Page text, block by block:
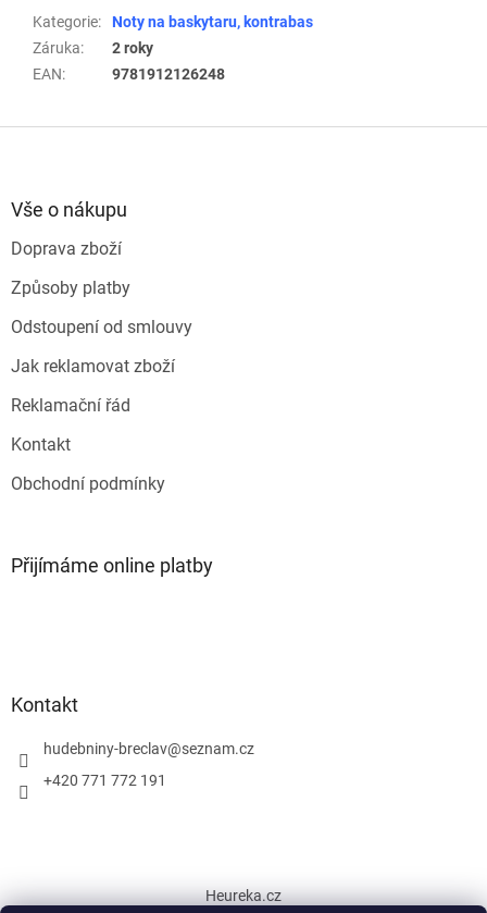
Kategorie:
Noty na baskytaru, kontrabas
Záruka:
2 roky
EAN: 9781912126248
Vše o nákupu
Doprava zboží
Způsoby platby
Odstoupení od smlouvy
Jak reklamovat zboží
Reklamační řád
Kontakt
Obchodní podmínky
Přijímáme online platby
Kontakt
hudebniny-breclav@seznam.cz
+420 771 772 191
Heureka.cz